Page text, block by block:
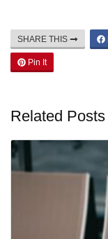
SHARE THIS
Pin It
Related Posts